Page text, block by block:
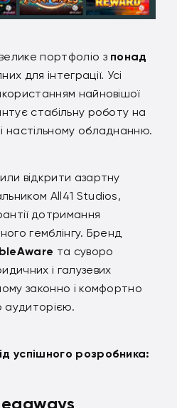
портфоліо з понад
для інтеграції. Усі
найновішої
стабільну роботу на
настільному обладнанню.
відкрити азартну
All41 Studios,
дотримання
гемблінгу. Бренд
та суворо
і галузевих
законно і комфортно
успішного розробника: